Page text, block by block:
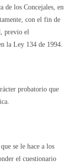
de los Concejales, en
con el fin de
previo el
la Ley 134 de 1994.
probatorio que
se le hace a los
el cuestionario